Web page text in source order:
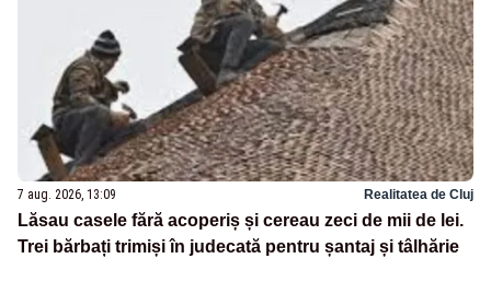
7 aug. 2026, 13:09 Realitatea de Cluj
Lăsau casele fără acoperiș și cereau zeci de mii de lei.
Trei bărbați trimiși în judecată pentru șantaj și tâlhărie